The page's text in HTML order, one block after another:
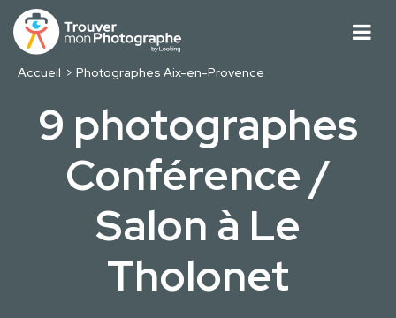
Accueil Photographes Aix-en-Provence
9 photographes
Conférence /
Salon à Le
Tholonet